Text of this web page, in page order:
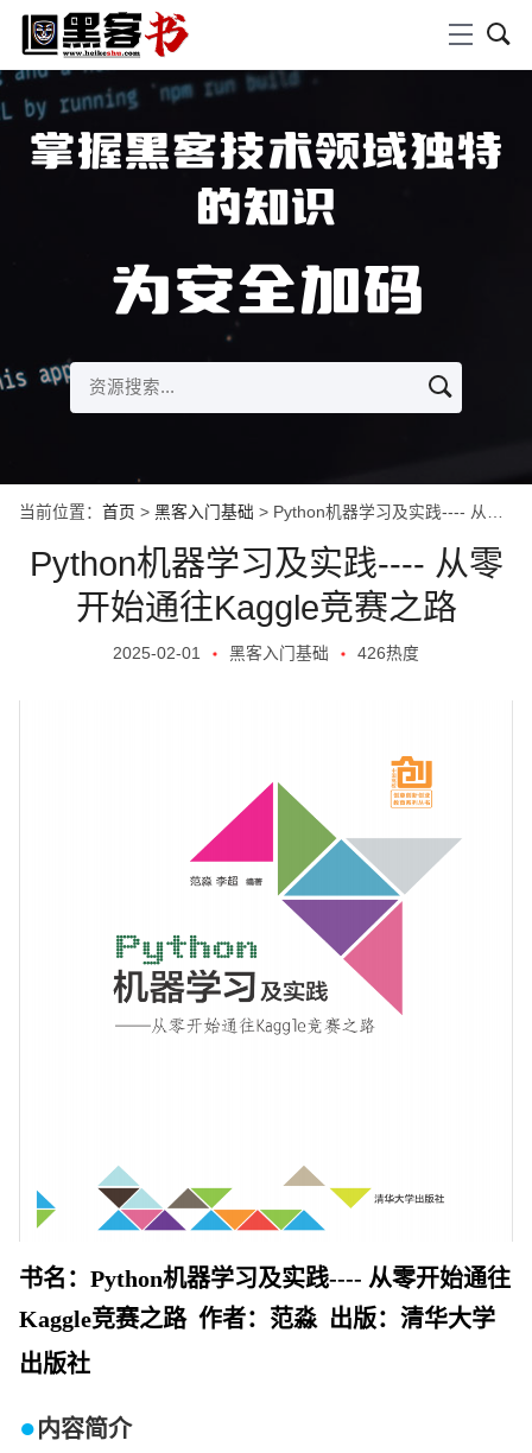
掌握黑客技术领域独特
的知识
为安全加码
当前位置： 首页 > 黑客入门基础 > Python机器学习及实践---- 从零开始通往Kaggle竞赛之路
Python机器学习及实践---- 从零
开始通往Kaggle竞赛之路
2025-02-01 黑客入门基础 426热度
书名：Python机器学习及实践---- 从零开始通往
Kaggle竞赛之路 作者：范淼 出版：清华大学
出版社
●内容简介